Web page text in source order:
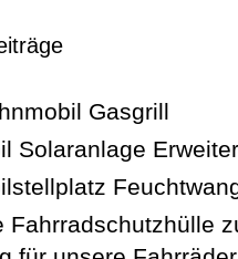
Gasgrill
Solaranlage
Fahrradschutzhülle